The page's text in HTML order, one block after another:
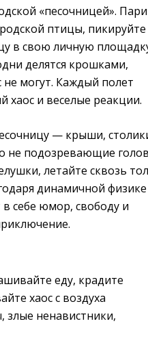
«песочницей».
птицы, пикируйте
в свою личную
делятся крошками,
не могут. Каждый полет
хаос и веселые реакции.
— крыши,
не подозревающие
летайте сквозь
динамичной
себе юмор, свободу и
еду, крадите
хаос с воздуха
ненавистники,